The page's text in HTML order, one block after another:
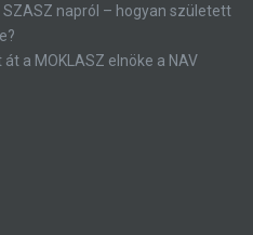
SZASZ napról – hogyan született
a MOKLASZ elnöke a NAV